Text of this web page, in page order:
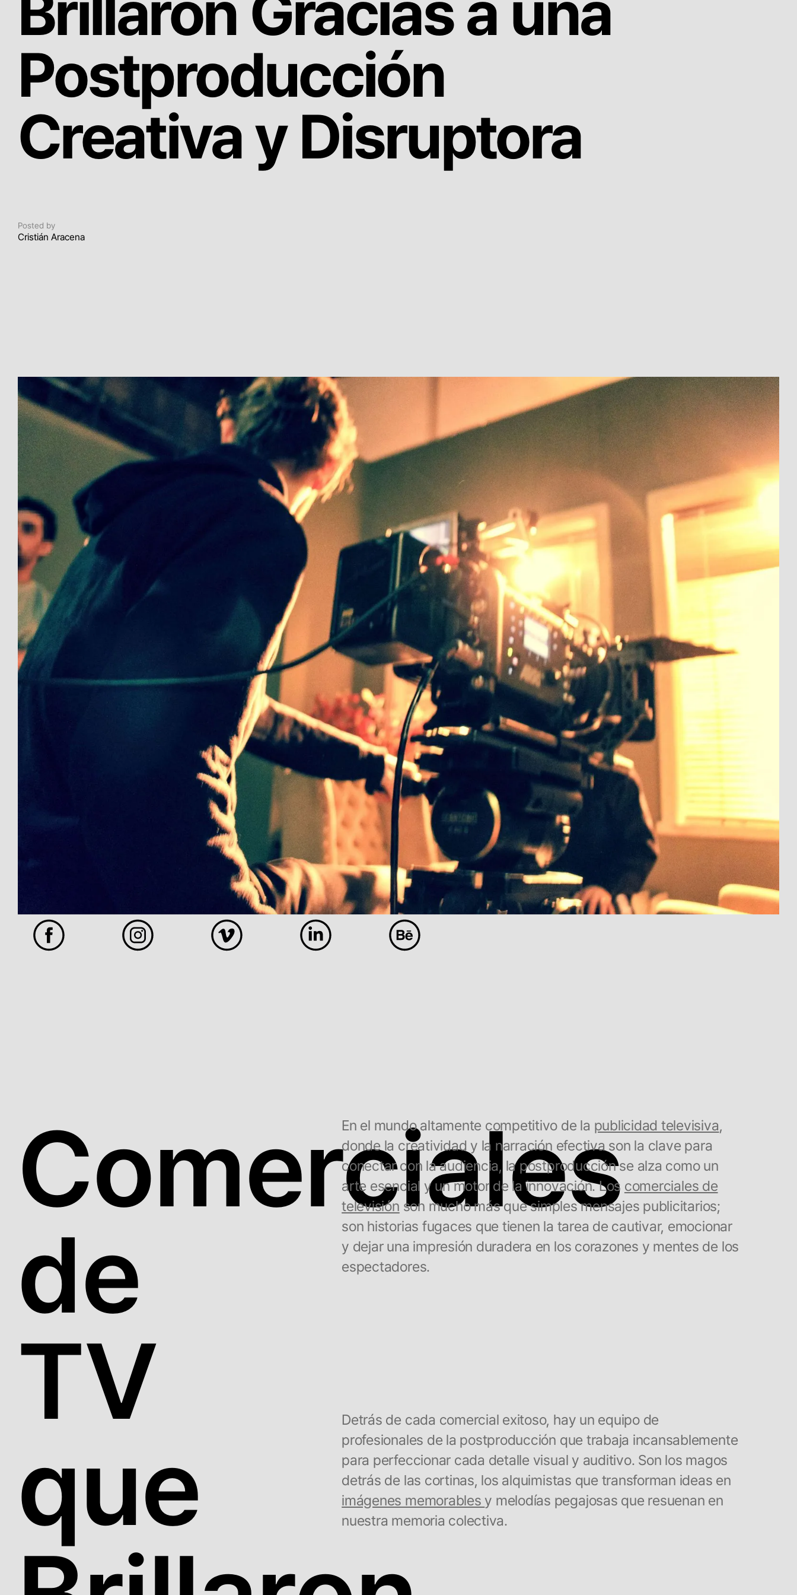
Postproducción
Creativa y Disruptora
Posted by
Cristián Aracena
Comerciales
de
TV
que
En el mundo altamente competitivo de la publicidad televisiva,
donde la creatividad y la narración efectiva son la clave para
conectar con la audiencia, la postproducción se alza como un
arte esencial y un motor de la innovación. Los comerciales de
televisión son mucho más que simples mensajes publicitarios;
son historias fugaces que tienen la tarea de cautivar, emocionar
y dejar una impresión duradera en los corazones y mentes de los
espectadores.
Detrás de cada comercial exitoso, hay un equipo de
profesionales de la postproducción que trabaja incansablemente
para perfeccionar cada detalle visual y auditivo. Son los magos
detrás de las cortinas, los alquimistas que transforman ideas en
imágenes memorablesy melodías pegajosas que resuenan en
nuestra memoria colectiva.